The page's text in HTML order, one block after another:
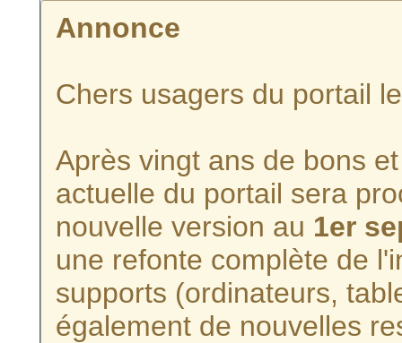
Annonce
Chers usagers du portail
Après vingt ans de bons
actuelle du portail sera
nouvelle version au 1er
une refonte complète de
supports (ordinateurs,
également de nouvelles